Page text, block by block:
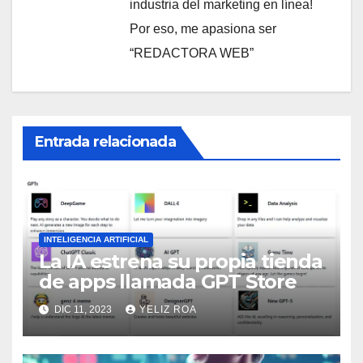
industria del marketing en línea!
Por eso, me apasiona ser
“REDACTORA WEB”
Entrada relacionada
INTELIGENCIA ARTIFICIAL
La IA estrena su propia tienda
de apps llamada GPT Store
DIC 11, 2023 YELIZ ROA